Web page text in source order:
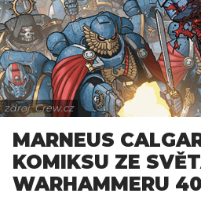
zdroj: Crew.cz
MARNEUS
KOMIKSU ZE
WARHAMMERU